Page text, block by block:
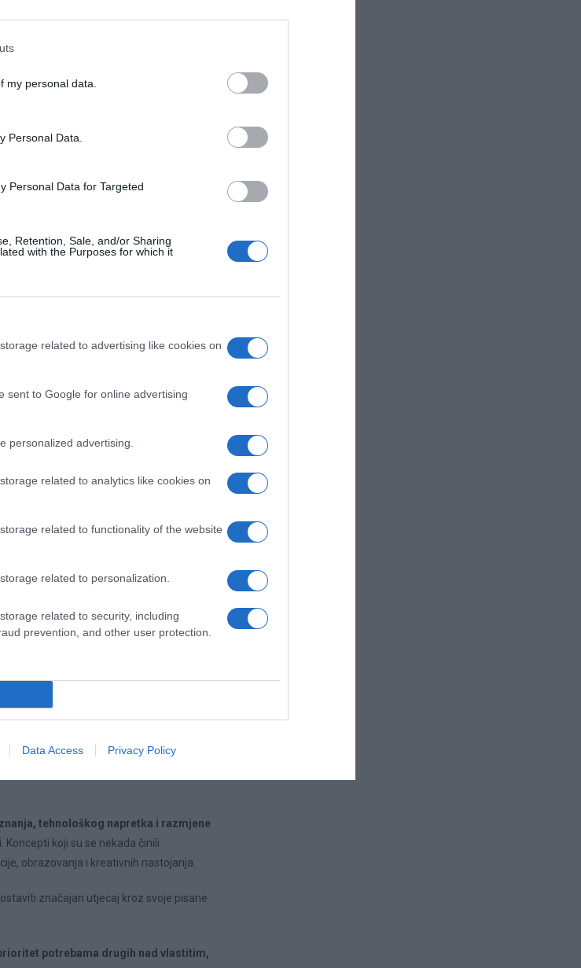
my personal data.
Personal Data.
Personal Data for Targeted
Retention, Sale, and/or Sharing
with the Purposes for which it
related to advertising like cookies on
sent to Google for online advertising
personalized advertising.
related to analytics like cookies on
related to functionality of the website
related to personalization.
related to security, including
prevention, and other user protection.
Data Access Privacy Policy
u kojoj kontinuirani napori
čvrste temelje ne samo za sebe već i za
tehnološkog napretka i razmjene
koji su se nekada činili
obrazovanja i kreativnih nastojanja.
značajan utjecaj kroz svoje pisane
potrebama drugih nad vlastitim,